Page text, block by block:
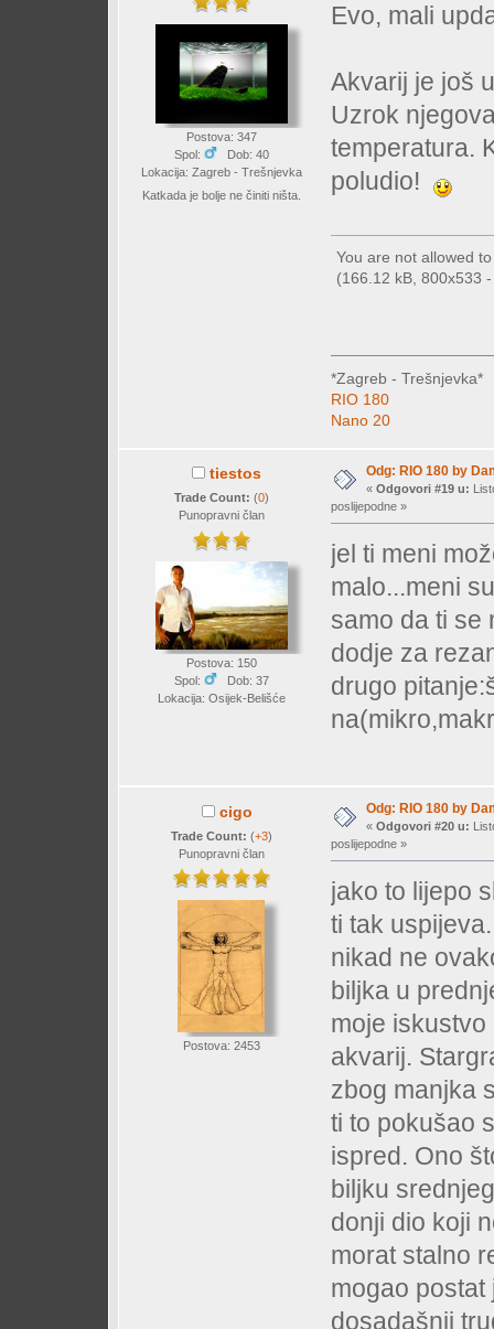
Postova: 347
Spol:
Dob: 40
Lokacija: Zagreb - Trešnjevka
Katkada je bolje ne činiti ništa.
Evo, mali
Akvarij je još
Uzrok
temperatura.
poludio!
You are not allowed
(166.12 kB, 800x533
*Zagreb - Trešnjevka*
RIO 180
Nano 20
tiestos
Trade Count: (0)
Punopravni član
Postova: 150
Spol:
Dob: 37
Lokacija: Osijek-Belišće
Odg: RIO 180 by
« Odgovori #19 u:
poslijepodne »
jel ti meni
malo...meni
samo da ti se
dodje za
drugo
cigo
Trade Count: (+3)
Punopravni član
Postova: 2453
Odg: RIO 180 by
« Odgovori #20 u:
poslijepodne »
jako to lijepo
ti tak
nikad ne
biljka u
moje
akvarij.
zbog manjka
ti to pokušao
ispred. Ono
biljku
donji dio koji
morat stalno
mogao
dosadašnji